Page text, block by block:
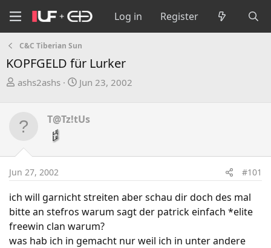
Log in Register
C&C Tiberian Sun
KOPFGELD für Lurker
T
e
d
t
r
t
e
r
ashs2ashs
S
r
Jun 23, 2002
T@Tz!tUs
Jun 27, 2002 #101
ich will garnicht streiten aber schau dir doch des mal
bitte an stefros warum sagt der patrick einfach *elite
freewin clan warum?
was hab ich in gemacht nur weil ich in unter andere